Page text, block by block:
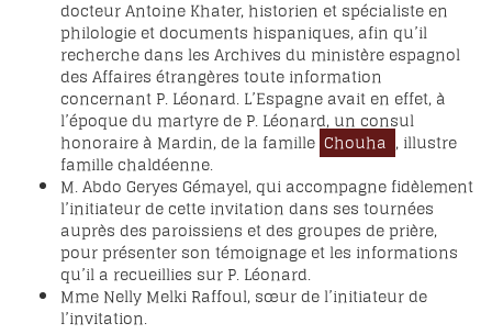
docteur Antoine Khater, historien et spécialiste en
philologie et documents hispaniques, afin qu’il
recherche dans les Archives du ministère espagnol
des Affaires étrangères toute information
concernant P. Léonard. L’Espagne avait en effet, à
l’époque du martyre de P. Léonard, un consul
honoraire à Mardin, de la famille Chouha , illustre
famille chaldéenne.
M. Abdo Geryes Gémayel, qui accompagne fidèlement
l’initiateur de cette invitation dans ses tournées
auprès des paroissiens et des groupes de prière,
pour présenter son témoignage et les informations
qu’il a recueillies sur P. Léonard.
Mme Nelly Melki Raffoul, sœur de l’initiateur de
l’invitation.